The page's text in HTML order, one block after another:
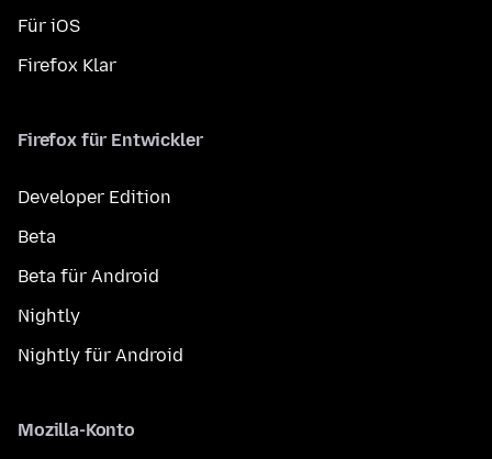
Für iOS
Firefox Klar
Firefox für Entwickler
Developer Edition
Beta
Beta für Android
Nightly
Nightly für Android
Mozilla-Konto